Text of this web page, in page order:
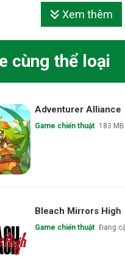
Xem thêm
cùng thể loại
Adventurer Alliance
Game chiến thuật 183 MB
Bleach Mirrors High
Game chiến thuật Đang